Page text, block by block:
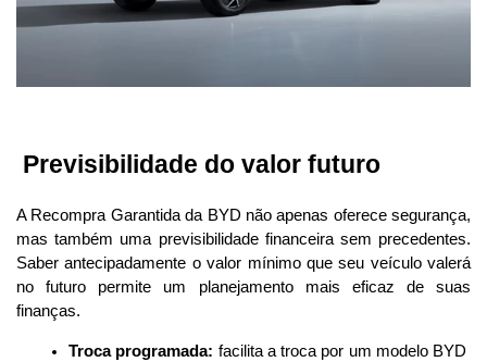
Previsibilidade do valor futuro
A Recompra Garantida da BYD não apenas oferece segurança,
mas também uma previsibilidade financeira sem precedentes.
Saber antecipadamente o valor mínimo que seu veículo valerá
no futuro permite um planejamento mais eficaz de suas
finanças.
Troca programada: facilita a troca por um modelo BYD